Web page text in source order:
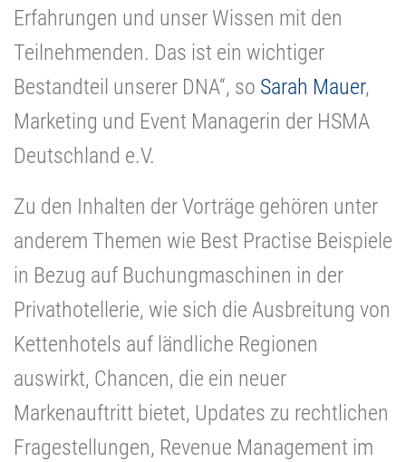
Erfahrungen und unser Wissen mit den
Teilnehmenden. Das ist ein wichtiger
Bestandteil unserer DNA“, so Sarah Mauer,
Marketing und Event Managerin der HSMA
Deutschland e.V.
Zu den Inhalten der Vorträge gehören unter
anderem Themen wie Best Practise Beispiele
in Bezug auf Buchungmaschinen in der
Privathotellerie, wie sich die Ausbreitung von
Kettenhotels auf ländliche Regionen
auswirkt, Chancen, die ein neuer
Markenauftritt bietet, Updates zu rechtlichen
Fragestellungen, Revenue Management im